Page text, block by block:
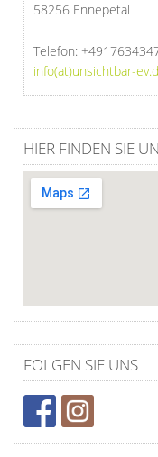
58256 Ennepetal
Telefon:
info(at)unsichtbar-
HIER FINDEN SIE
FOLGEN SIE UNS